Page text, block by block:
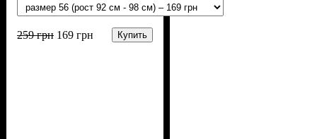
259грн 169 грн Купить